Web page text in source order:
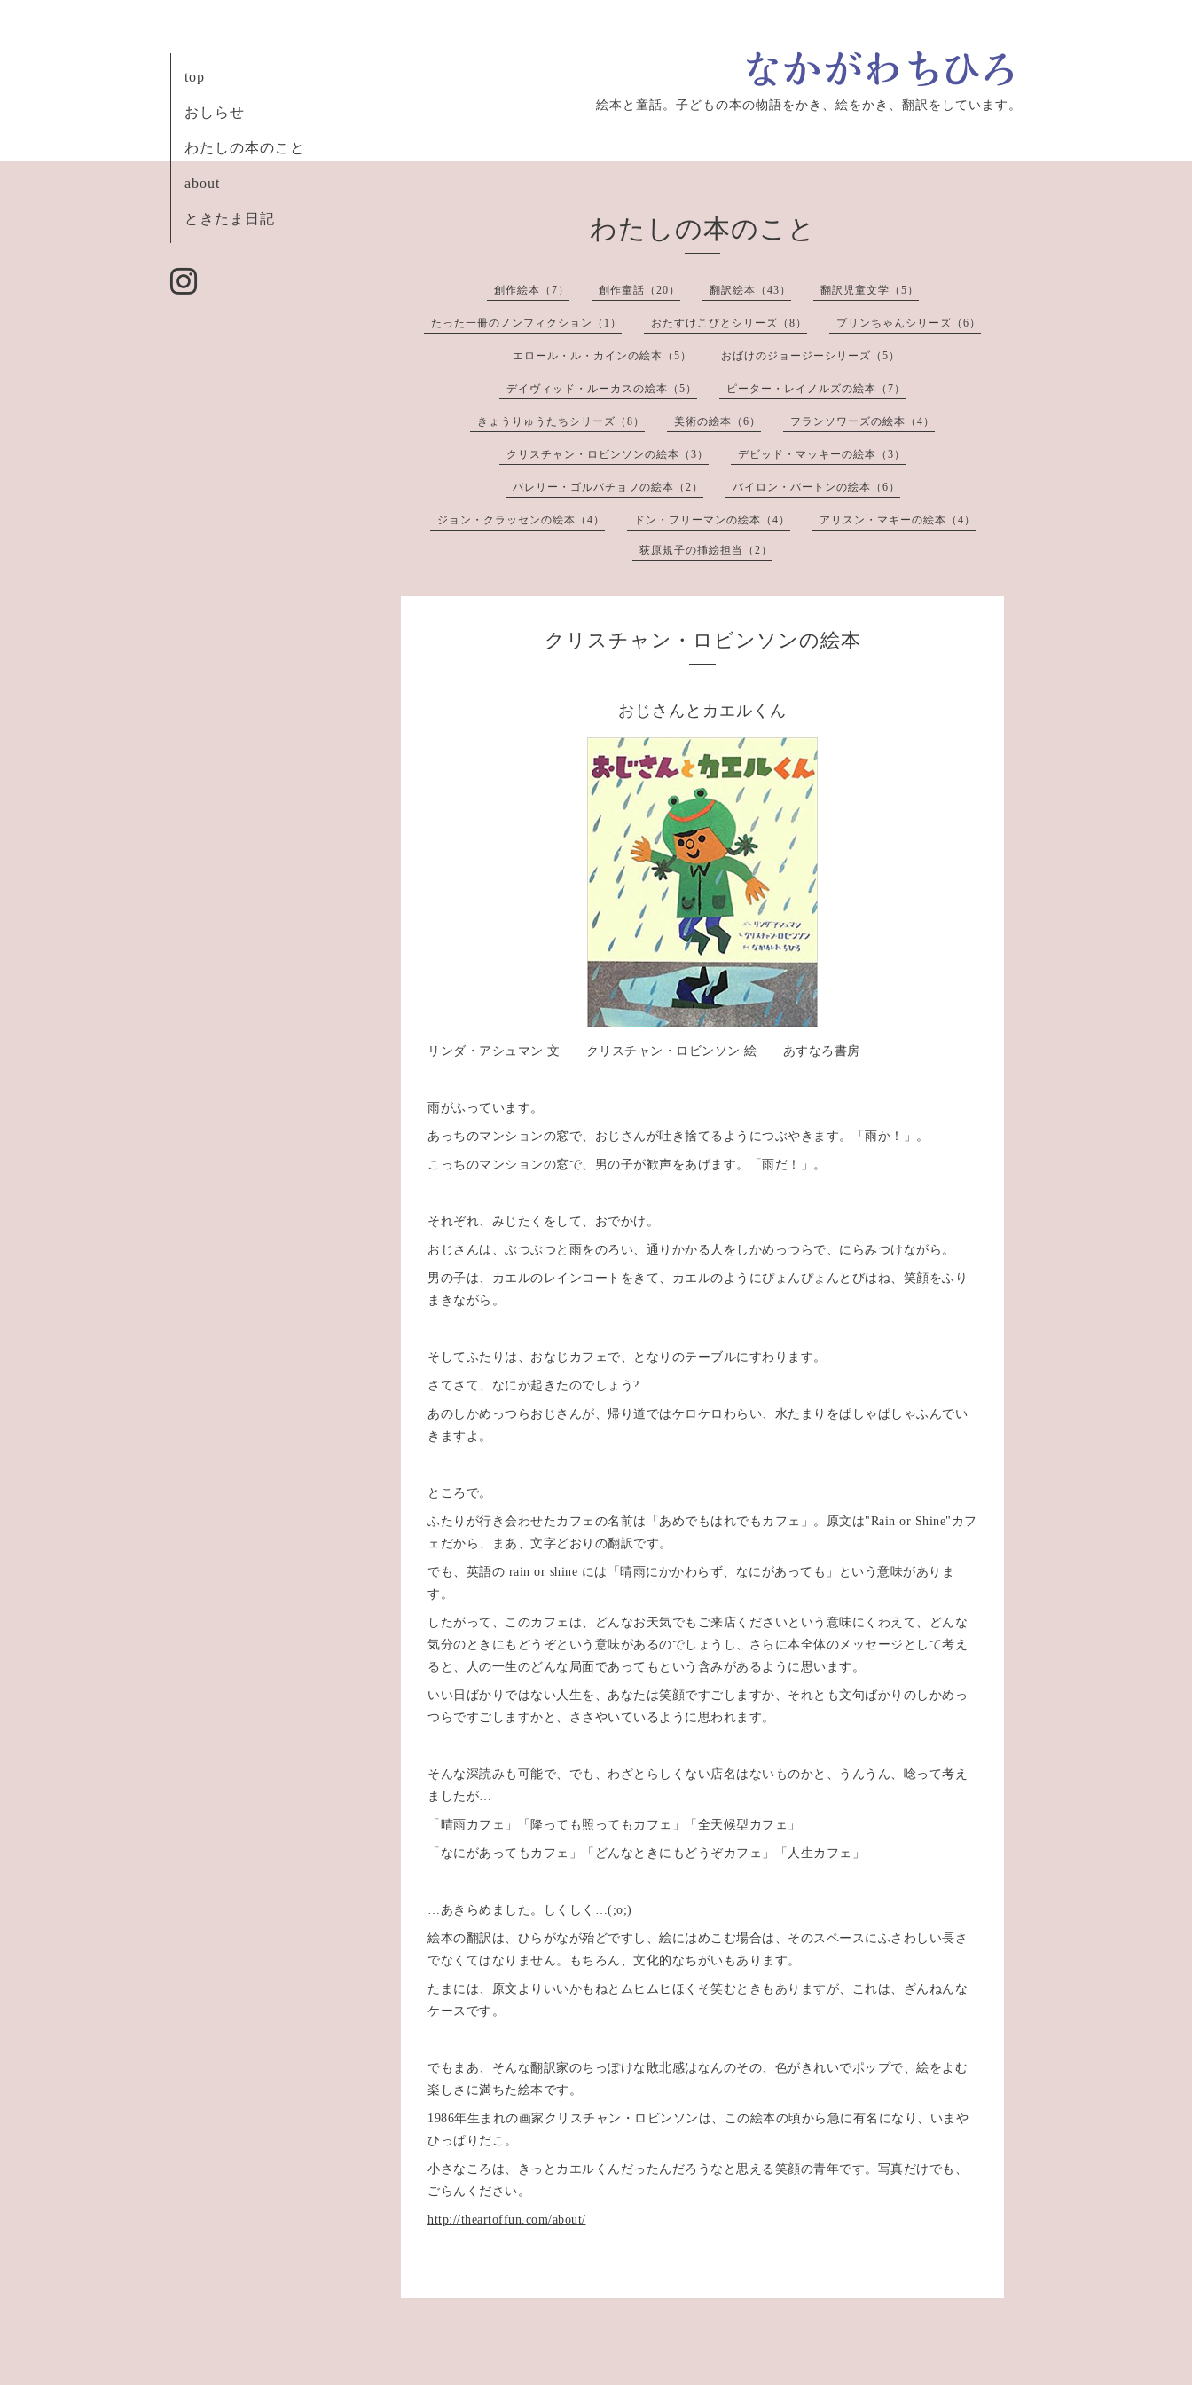
絵本と童話。子どもの本の物語をかき、絵をかき、翻訳をしています。
top
おしらせ
わたしの本のこと
about
ときたま日記 わたしの本のこと
創作絵本（7） 創作童話（20） 翻訳絵本（43） 翻訳児童文学（5）
たった一冊のノンフィクション（1） おたすけこびとシリーズ（8） プリンちゃんシリーズ（6）
エロール・ル・カインの絵本（5） おばけのジョージーシリーズ（5）
デイヴィッド・ルーカスの絵本（5） ピーター・レイノルズの絵本（7）
きょうりゅうたちシリーズ（8） 美術の絵本（6） フランソワーズの絵本（4）
クリスチャン・ロビンソンの絵本（3） デビッド・マッキーの絵本（3）
バレリー・ゴルバチョフの絵本（2） バイロン・バートンの絵本（6）
ジョン・クラッセンの絵本（4） ドン・フリーマンの絵本（4） アリスン・マギーの絵本（4）
荻原規子の挿絵担当（2）
クリスチャン・ロビンソンの絵本
おじさんとカエルくん
リンダ・アシュマン 文 クリスチャン・ロビンソン 絵 あすなろ書房
雨がふっています。
あっちのマンションの窓で、おじさんが吐き捨てるようにつぶやきます。「雨か！」。
こっちのマンションの窓で、男の子が歓声をあげます。「雨だ！」。
それぞれ、みじたくをして、おでかけ。
おじさんは、ぶつぶつと雨をのろい、通りかかる人をしかめっつらで、にらみつけながら。
男の子は、カエルのレインコートをきて、カエルのようにぴょんぴょんとびはね、笑顔をふり
まきながら。
そしてふたりは、おなじカフェで、となりのテーブルにすわります。
さてさて、なにが起きたのでしょう?
あのしかめっつらおじさんが、帰り道ではケロケロわらい、水たまりをぱしゃぱしゃふんでい
きますよ。
ところで。
ふたりが行き会わせたカフェの名前は「あめでもはれでもカフェ」。原文は"Rain or Shine"カフ
ェだから、まあ、文字どおりの翻訳です。
でも、英語の rain or shine には「晴雨にかかわらず、なにがあっても」という意味がありま
す。
したがって、このカフェは、どんなお天気でもご来店くださいという意味にくわえて、どんな
気分のときにもどうぞという意味があるのでしょうし、さらに本全体のメッセージとして考え
ると、人の一生のどんな局面であってもという含みがあるように思います。
いい日ばかりではない人生を、あなたは笑顔ですごしますか、それとも文句ばかりのしかめっ
つらですごしますかと、ささやいているように思われます。
そんな深読みも可能で、でも、わざとらしくない店名はないものかと、うんうん、唸って考え
ましたが…
「晴雨カフェ」「降っても照ってもカフェ」「全天候型カフェ」
「なにがあってもカフェ」「どんなときにもどうぞカフェ」「人生カフェ」
…あきらめました。しくしく…(;o;)
絵本の翻訳は、ひらがなが殆どですし、絵にはめこむ場合は、そのスペースにふさわしい長さ
でなくてはなりません。もちろん、文化的なちがいもあります。
たまには、原文よりいいかもねとムヒムヒほくそ笑むときもありますが、これは、ざんねんな
ケースです。
でもまあ、そんな翻訳家のちっぽけな敗北感はなんのその、色がきれいでポップで、絵をよむ
楽しさに満ちた絵本です。
1986年生まれの画家クリスチャン・ロビンソンは、この絵本の頃から急に有名になり、いまや
ひっぱりだこ。
小さなころは、きっとカエルくんだったんだろうなと思える笑顔の青年です。写真だけでも、
ごらんください。
http://theartoffun.com/about/